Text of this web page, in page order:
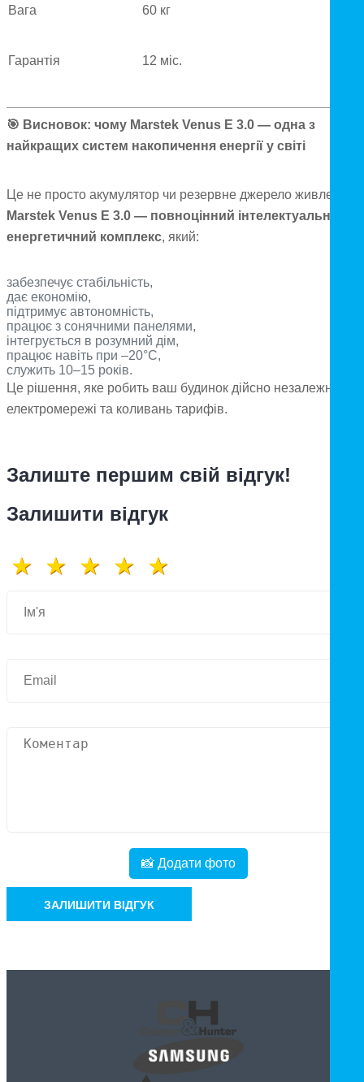
Вага 60 кг
Гарантія 12 міс.
🎯 Висновок: чому Marstek Venus E 3.0 — одна з
найкращих систем накопичення енергії у світі
Це не просто акумулятор чи резервне джерело живлення.
Marstek Venus E 3.0 — повноцінний інтелектуальний
енергетичний комплекс, який:
забезпечує стабільність,
дає економію,
підтримує автономність,
працює з сонячними панелями,
інтегрується в розумний дім,
працює навіть при –20°C,
служить 10–15 років.
Це рішення, яке робить ваш будинок дійсно незалежним
електромережі та коливань тарифів.
Залиште першим свій відгук!
Залишити відгук
📸 Додати фото
ЗАЛИШИТИ ВІДГУК